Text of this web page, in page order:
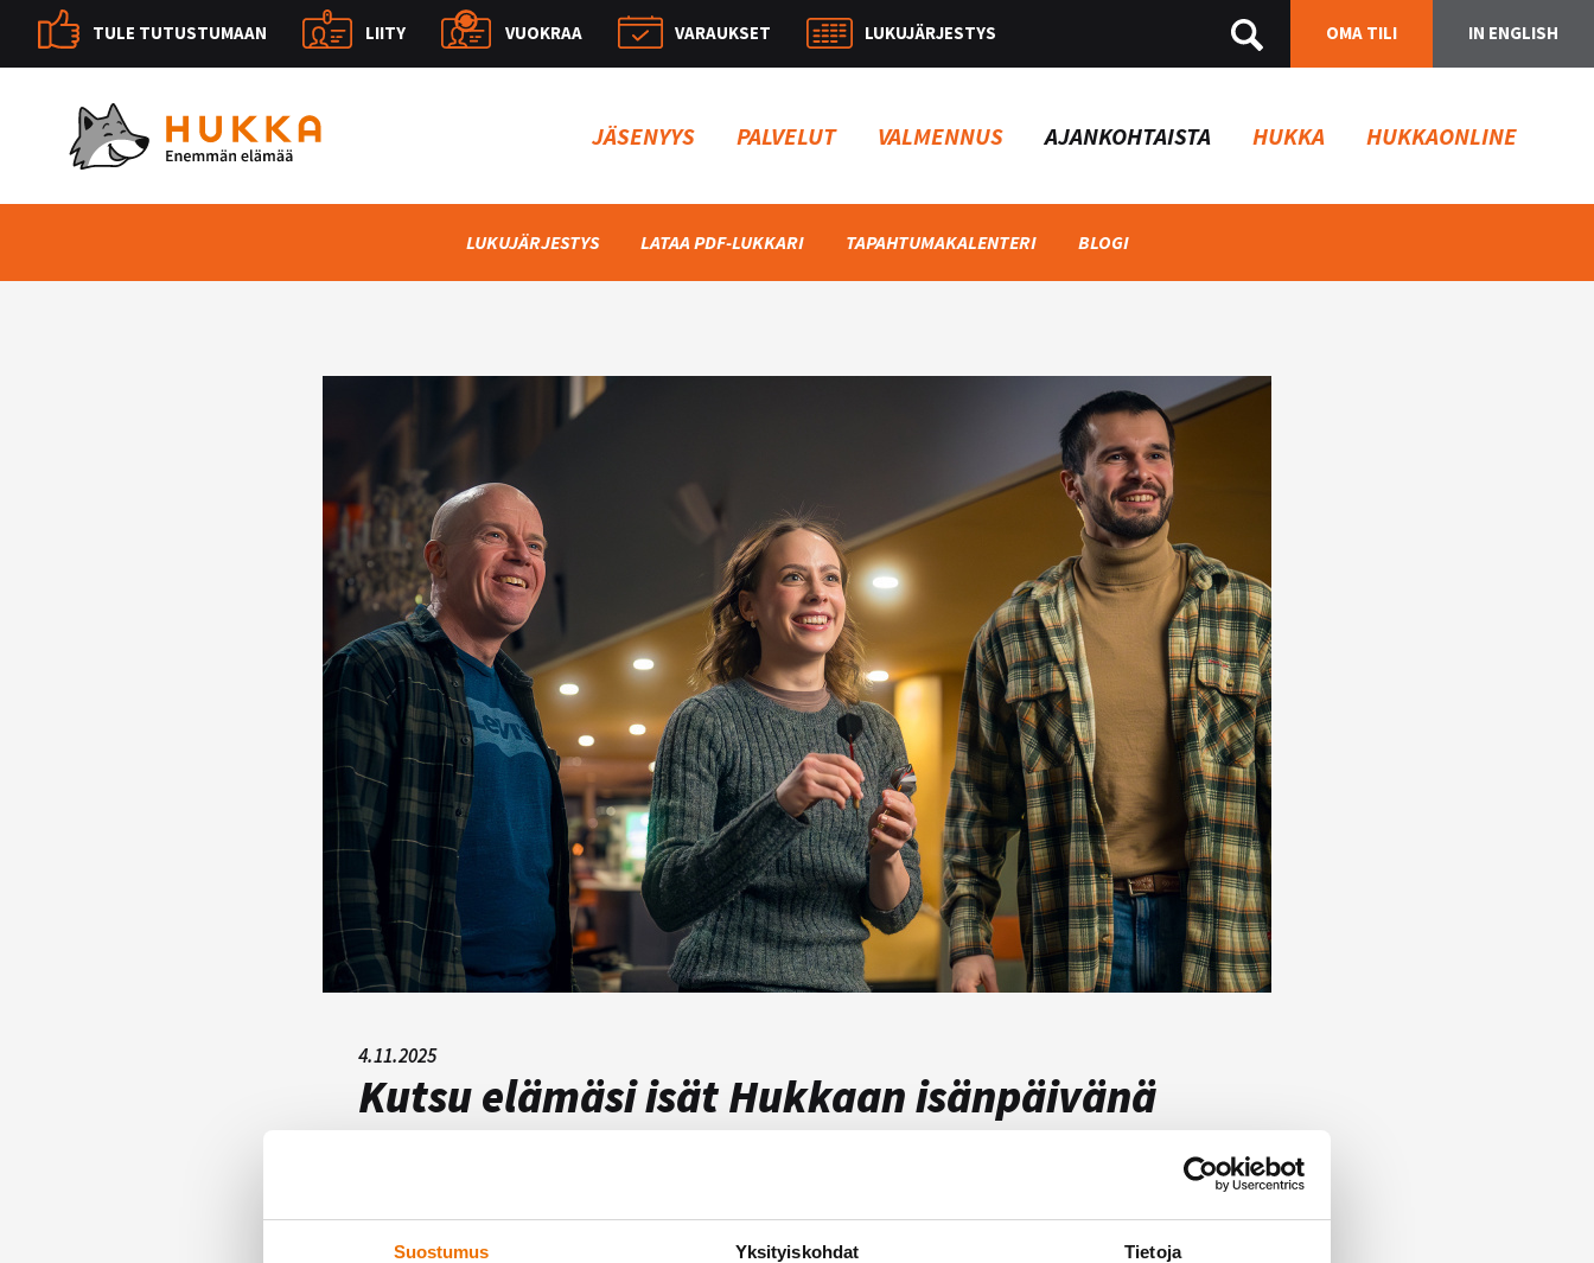
Suostumus Yksityiskohdat Tietoja
TULE TUTUSTUMAAN LIITY VUOKRAA VARAUKSET LUKUJÄRJESTYS OMA TILI IN ENGLISH
JÄSENYYS PALVELUT VALMENNUS AJANKOHTAISTA HUKKA HUKKAONLINE
LUKUJÄRJESTYS LATAA PDF-LUKKARI TAPAHTUMAKALENTERI BLOGI
4.11.2025
Kutsu elämäsi isät Hukkaan isänpäivänä
Hukassa vietetään isänpäivää sunnuntaina 9.11.–kutsu siis elämäsi isät ja isoisät